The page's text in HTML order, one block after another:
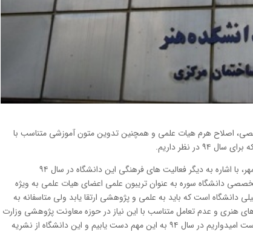
اصلاح هرم هیات علمی و همچنین تدوین متون آموزشی متناسب با
در نظر داریم.
محمد روشن رئیس دانشگاه سوره در گفتگو با خبرنگار مهر، با اشاره به دیگر فعالیت های فرهنگی این دانشگاه در سال ۹۴
دانشگاه سوره به عنوان تریبون علمی اعضای هیات علمی به ویژه
دانشگاه است که باید به علمی و پژوهشی ارتقا یابد ولی متاسفانه به
هنری و عدم تعامل متناسب با این نیاز در حوزه معاونت پژوهشی وزارت
علوم، تحقیقات و فناوری این تلاش ها به ثمر نرسیده است امیدواریم در سال ۹۴ به این مهم دست یابیم و این دانشگاه از نشریه